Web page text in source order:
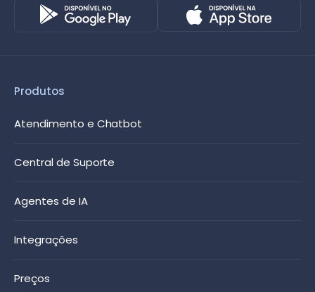
Produtos
Atendimento e Chatbot
Central de Suporte
Agentes de IA
Integrações
Preços